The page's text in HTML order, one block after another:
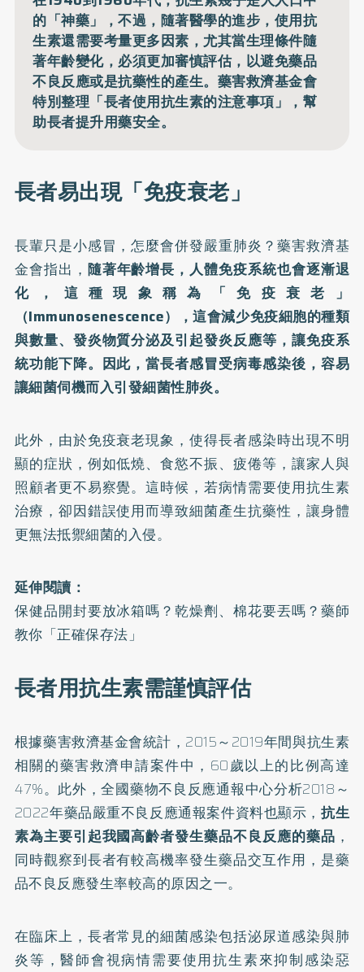
的「神藥」，不過，隨著醫學的進步，使用抗
生素還需要考量更多因素，尤其當生理條件隨
著年齡變化，必須更加審慎評估，以避免藥品
不良反應或是抗藥性的產生。藥害救濟基金會
特別整理「長者使用抗生素的注意事項」，幫
助長者提升用藥安全。
長者易出現「免疫衰老」
長輩只是小感冒，怎麼會併發嚴重肺炎？藥害救濟基
金會指出， 隨著年齡增長，人體免疫系統也會逐漸退
化，這種現象稱為「免疫衰老」
（Immunosenescence），這會減少免疫細胞的種類
與數量、發炎物質分泌及引起發炎反應等，讓免疫系
統功能下降。因此，當長者感冒受病毒感染後，容易
讓細菌伺機而入引發細菌性肺炎。
此外，由於免疫衰老現象，使得長者感染時出現不明
顯的症狀，例如低燒、食慾不振、疲倦等，讓家人與
照顧者更不易察覺。這時候，若病情需要使用抗生素
治療，卻因錯誤使用而導致細菌產生抗藥性，讓身體
更無法抵禦細菌的入侵。
延伸閱讀：
保健品開封要放冰箱嗎？乾燥劑、棉花要丟嗎？藥師
教你「正確保存法」
長者用抗生素需謹慎評估
根據藥害救濟基金會統計 ，2015～2019年間與抗生素
相關的藥害救濟申請案件中，60歲以上的比例高達
47%。此外，全國藥物不良反應通報中心分析2018～
2022年藥品嚴重不良反應通報案件資料也顯示， 抗生
素為主要引起我國高齡者發生藥品不良反應的藥品 ，
同時觀察到長者有較高機率發生藥品交互作用，是藥
品不良反應發生率較高的原因之一。
在臨床上，長者常見的細菌感染包括泌尿道感染與肺
炎等，醫師會視病情需要使用抗生素來抑制感染惡